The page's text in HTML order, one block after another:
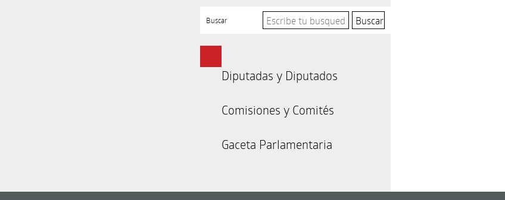
Buscar
Diputadas y Diputados
Comisiones y Comités
Gaceta Parlamentaria